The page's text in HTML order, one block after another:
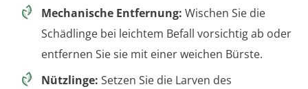
Mechanische Entfernung: Wischen Sie die
Schädlinge bei leichtem Befall vorsichtig ab oder
entfernen Sie sie mit einer weichen Bürste.
Nützlinge: Setzen Sie die Larven des